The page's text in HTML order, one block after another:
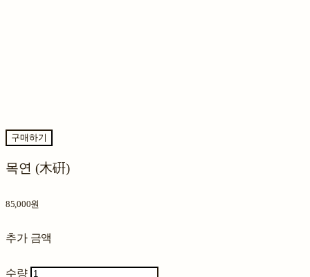
구매하기
목연 (木硏)
85,000원
추가 금액
수량